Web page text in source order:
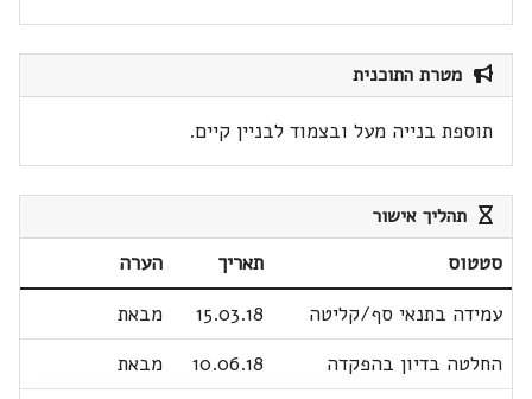
מטרת התוכנית
תוספת בנייה מעל ובצמוד לבניין קיים.
תהליך אישור
סטטוס תאריך
הערה
עמידה בתנאי סף/קליטה
15.03.18
מבאת
החלטה בדיון בהפקדה
10.06.18
מבאת